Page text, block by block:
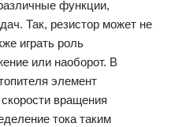
функции,
Так, резистор может не
играть роль
или наоборот. В
элемент
вращения
тока таким